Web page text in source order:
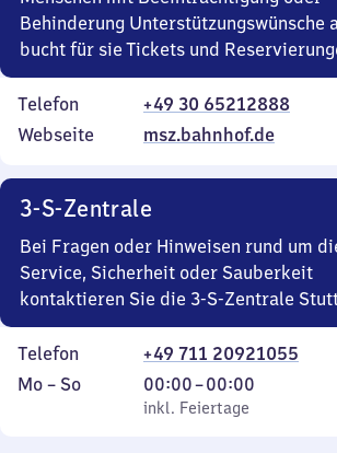
Behinderung Unterstützungswünsche
bucht für sie Tickets und
Telefon
+49 30 65212888
Webseite
msz.bahnhof.de
3-S-Zentrale
Bei Fragen oder Hinweisen rund um
Service, Sicherheit oder Sauberkeit
kontaktieren Sie die 3-S-Zentrale
Telefon
+49 711 20921055
Montag
Mo – So,
inkl. Feiertage
00:00–00:00
Von
0
inkl. Feiertage